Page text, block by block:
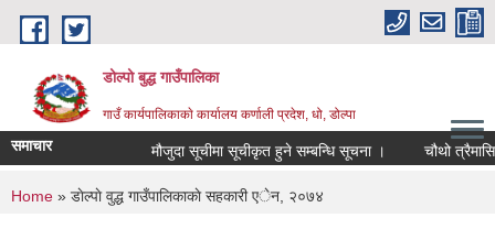
Skip to main content
डोल्पो बुद्ध गाउँपालिका
गाउँ कार्यपालिकाकाे कार्यालय कर्णाली प्रदेश, धो, डोल्पा
समाचार मौजुदा सूचीमा सूचीकृत हुने सम्बन्धि सूचना । चौथो त्रैमासिक
You are here
Home » डाेल्पाे वुद्ध गाउँपालिकाकाे सहकारी एेन, २०७४